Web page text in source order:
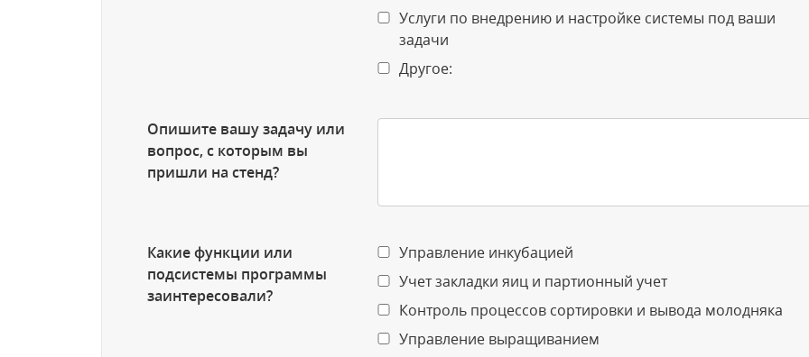
Услуги по внедрению и настройке системы под ваши
задачи
Другое:
Опишите вашу задачу или
вопрос, с которым вы
пришли на стенд?
Какие функции или
подсистемы программы
заинтересовали?
Управление инкубацией
Учет закладки яиц и партионный учет
Контроль процессов сортировки и вывода молодняка
Управление выращиванием